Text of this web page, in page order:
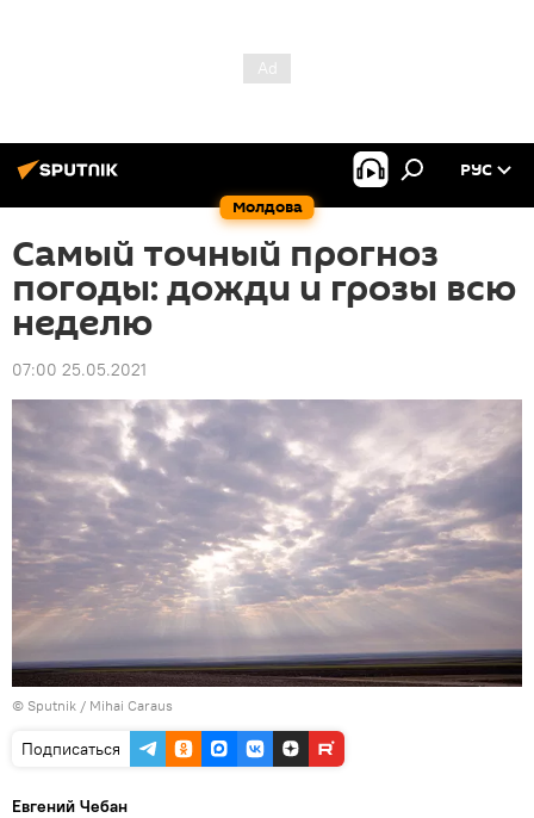
Молдова
РУС
Самый точный прогноз
погоды: дожди и грозы всю
неделю
07:00 25.05.2021
© Sputnik / Mihai Caraus
Подписаться
Евгений Чебан